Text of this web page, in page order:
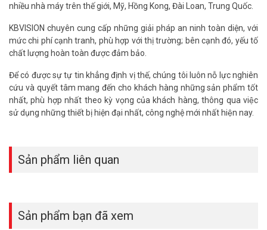
nhiều nhà máy trên thế giới, Mỹ, Hồng Kong, Đài Loan, Trung Quốc.
KBVISION chuyên cung cấp những giải pháp an ninh toàn diện, với
mức chi phí cạnh tranh, phù hợp với thị trường; bên cạnh đó, yếu tố
chất lượng hoàn toàn được đảm bảo.
Để có được sự tự tin khẳng định vị thế, chúng tôi luôn nỗ lực nghiên
cứu và quyết tâm mang đến cho khách hàng những sản phẩm tốt
nhất, phù hợp nhất theo kỳ vọng của khách hàng, thông qua việc
sử dụng những thiết bị hiện đại nhất, công nghệ mới nhất hiện nay.
Sản phẩm liên quan
Sản phẩm bạn đã xem